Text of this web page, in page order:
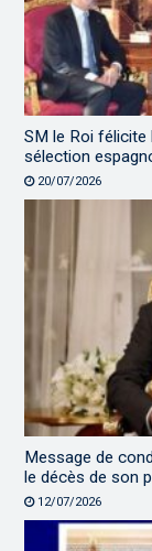
SM le Roi félicite
sélection
20/07/2026
Message de
le décès de son
12/07/2026